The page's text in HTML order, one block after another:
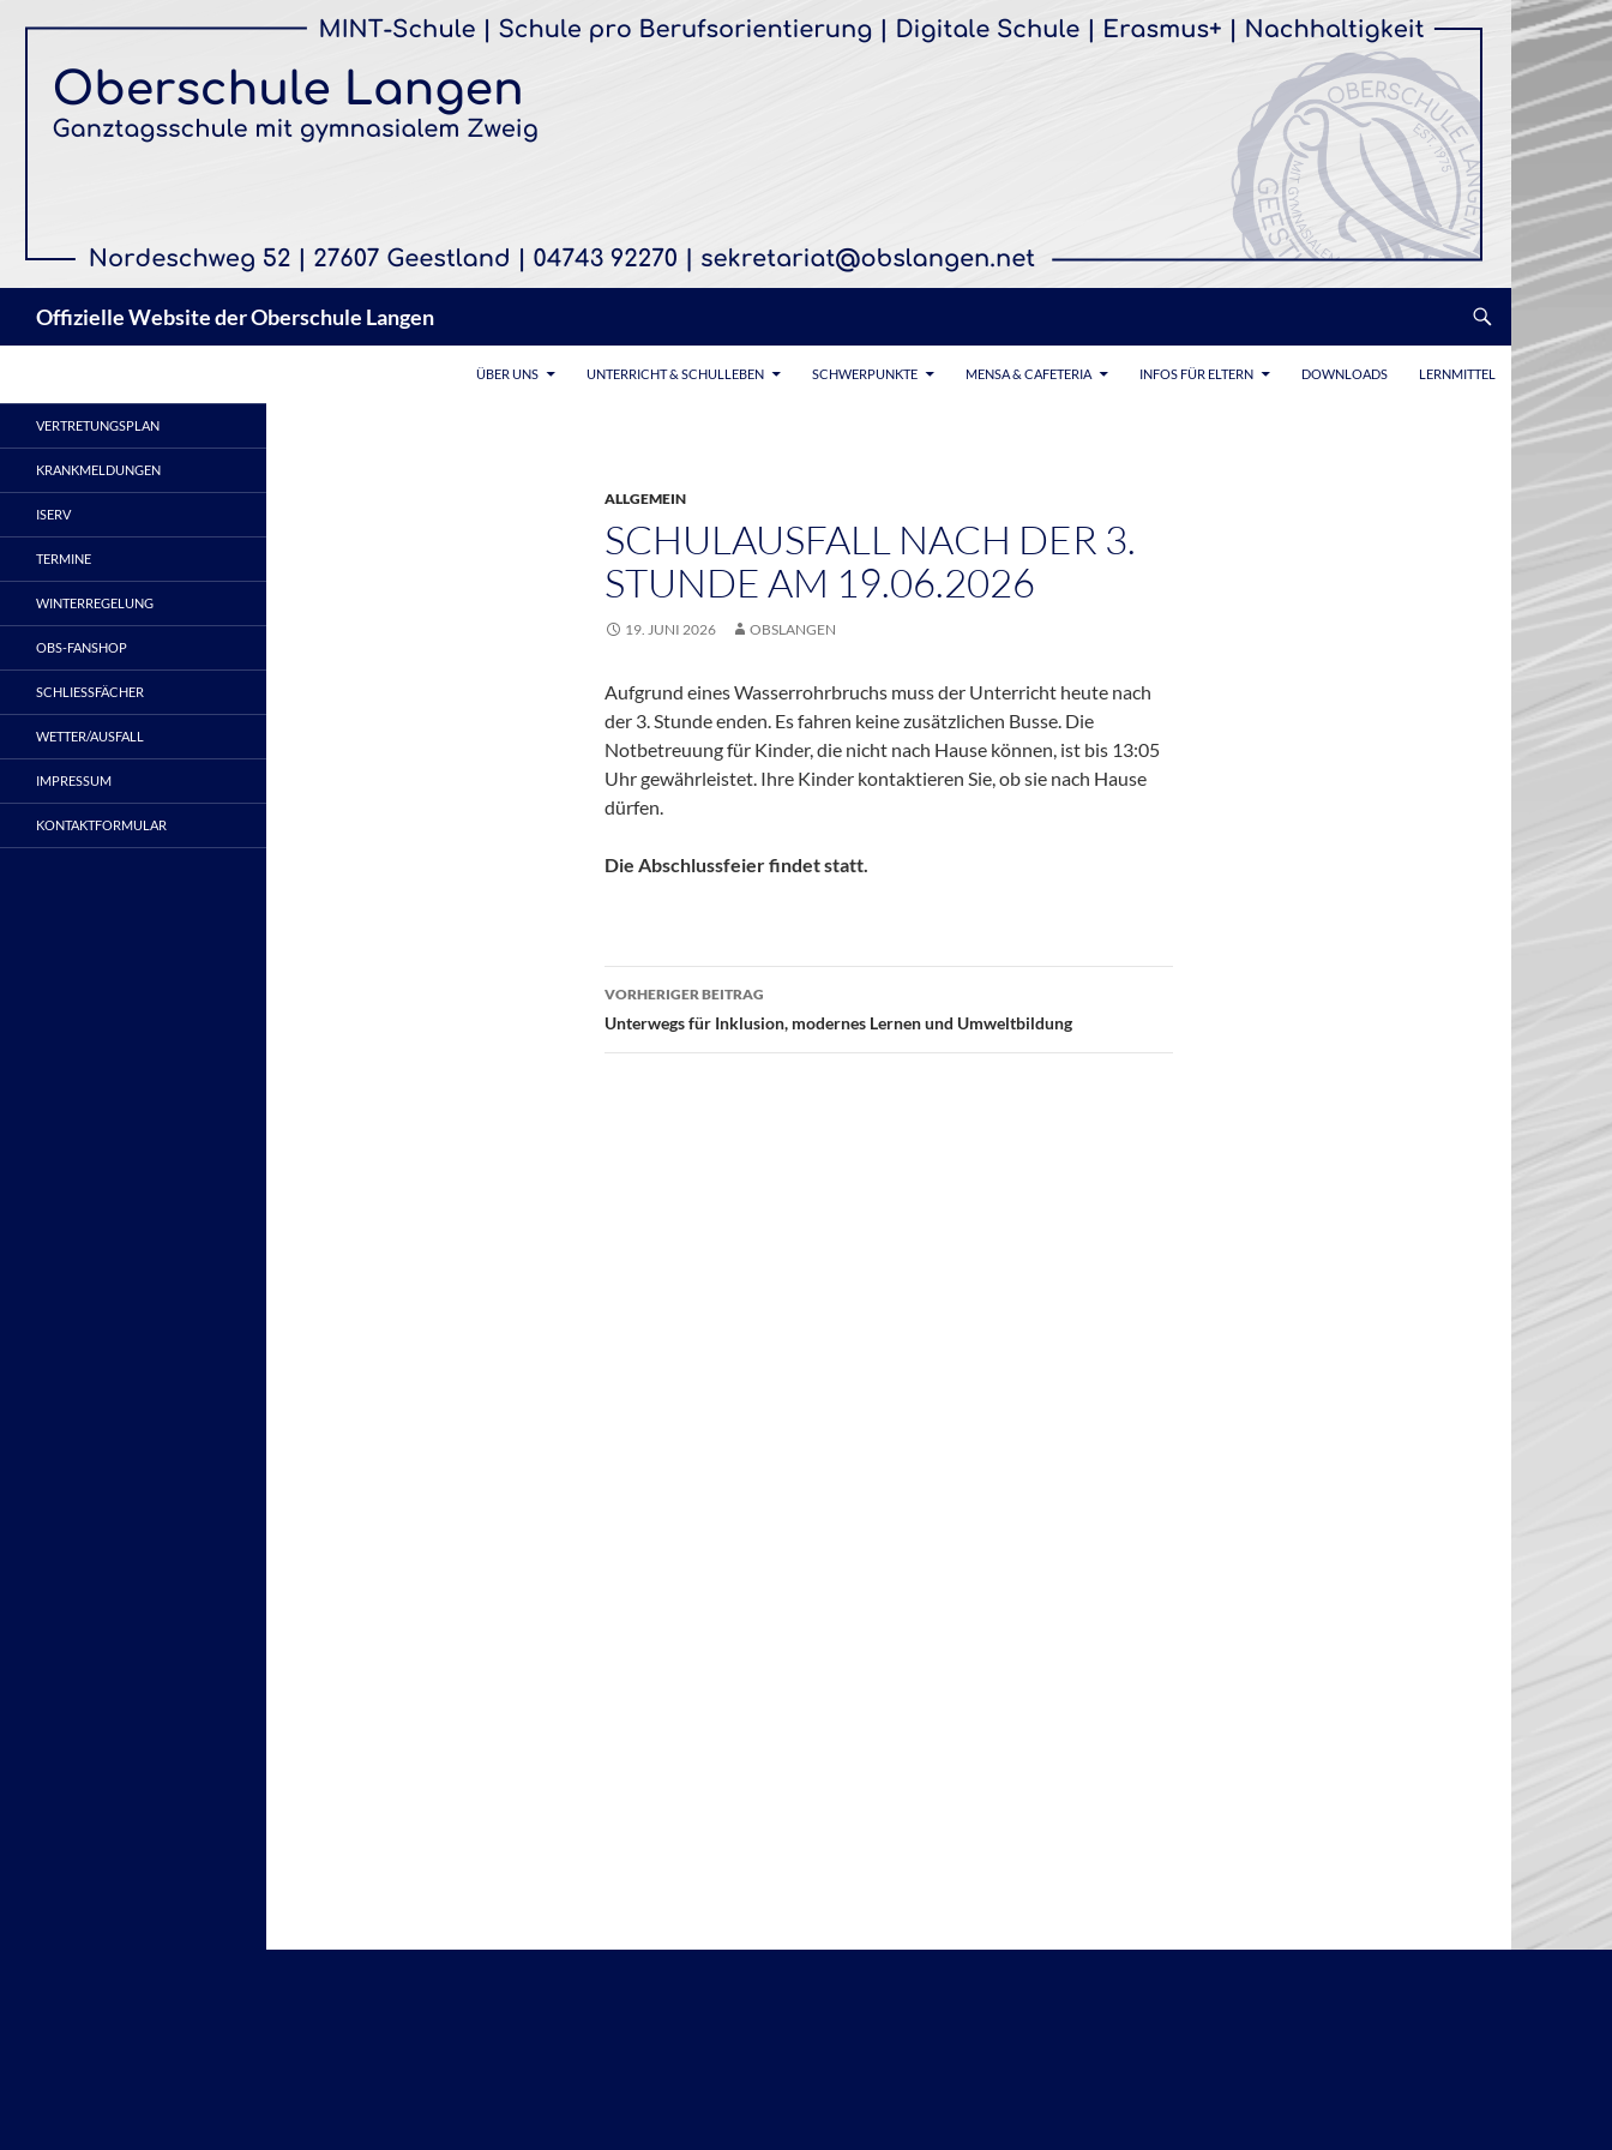
springen
Offizielle Website der Oberschule Langen
ÜBER UNS UNTERRICHT & SCHULLEBEN SCHWERPUNKTE MENSA & CAFETERIA INFOS FÜR ELTERN DOWNLOADS LERNMITTEL
ALLGEMEIN
SCHULAUSFALL NACH DER 3.
STUNDE AM 19.06.2026
19. JUNI 2026 OBSLANGEN
Aufgrund eines Wasserrohrbruchs muss der Unterricht heute nach
der 3. Stunde enden. Es fahren keine zusätzlichen Busse. Die
Notbetreuung für Kinder, die nicht nach Hause können, ist bis 13:05
Uhr gewährleistet. Ihre Kinder kontaktieren Sie, ob sie nach Hause
dürfen.
Die Abschlussfeier findet statt.
Beitragsnavigation
VORHERIGER BEITRAG
Unterwegs für Inklusion, modernes Lernen und Umweltbildung
VERTRETUNGSPLAN
KRANKMELDUNGEN
ISERV
TERMINE
WINTERREGELUNG
OBS-FANSHOP
SCHLIESSFÄCHER
WETTER/AUSFALL
IMPRESSUM
KONTAKTFORMULAR